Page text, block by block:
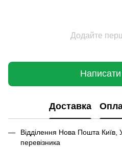
Додайте
Написати
Доставка
Відділення Нова Пошта Київ,
перевізника